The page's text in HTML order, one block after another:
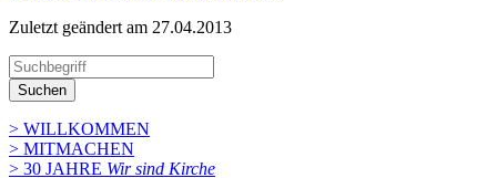
Zuletzt geändert am 27­.04.2013
Suchen
> WILLKOMMEN
> MITMACHEN
> 30 JAHRE Wir sind Kirche